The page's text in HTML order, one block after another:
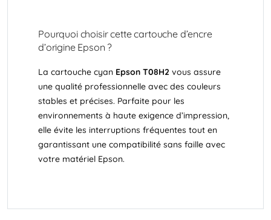
Pourquoi choisir cette cartouche d’encre
d’origine Epson ?
La cartouche cyan Epson T08H2 vous assure
une qualité professionnelle avec des couleurs
stables et précises. Parfaite pour les
environnements à haute exigence d’impression,
elle évite les interruptions fréquentes tout en
garantissant une compatibilité sans faille avec
votre matériel Epson.